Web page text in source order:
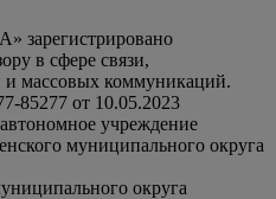
зарегистрировано
в сфере связи,
массовых коммуникаций.
85277 от 10.05.2023
учреждение
муниципального округа
округа